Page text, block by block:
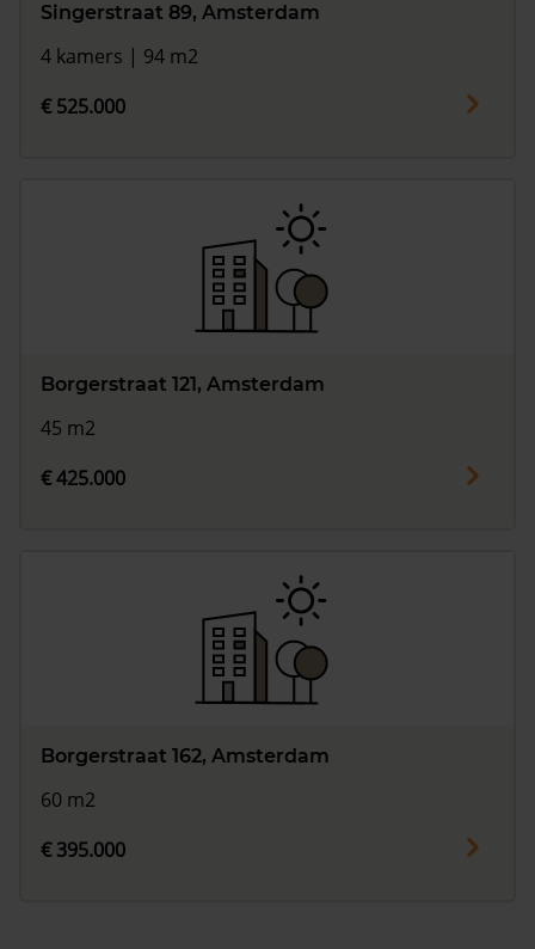
Singerstraat 89, Amsterdam
4 kamers | 94 m2
€ 525.000
Borgerstraat 121, Amsterdam
45 m2
€ 425.000
Borgerstraat 162, Amsterdam
60 m2
€ 395.000